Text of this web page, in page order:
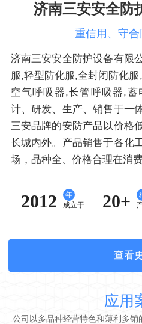
济南三安安全防
重信用、守
济南三安安全防护设备有限
服,轻型防化服,全封闭防化
空气呼吸器,长管呼吸器,蓄
计、研发、生产、销售于一
三安品牌的安防产品以价格
长城内外。产品销售于各化
场，品种全、价格合理在消
2012
年
成立于
20+
查看
应用
公司以多品种经营特色和薄利多